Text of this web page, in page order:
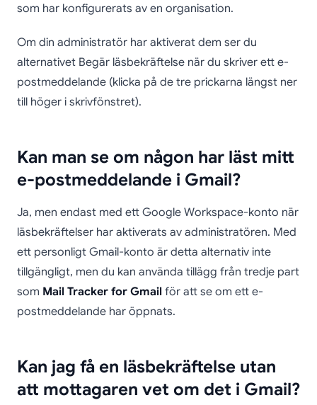
som har konfigurerats av en organisation.
Om din administratör har aktiverat dem ser du
alternativet Begär läsbekräftelse när du skriver ett e-
postmeddelande (klicka på de tre prickarna längst ner
till höger i skrivfönstret).
Kan man se om någon har läst mitt
e-postmeddelande i Gmail?
Ja, men endast med ett Google Workspace-konto när
läsbekräftelser har aktiverats av administratören. Med
ett personligt Gmail-konto är detta alternativ inte
tillgängligt, men du kan använda tillägg från tredje part
som Mail Tracker for Gmail för att se om ett e-
postmeddelande har öppnats.
Kan jag få en läsbekräftelse utan
att mottagaren vet om det i Gmail?